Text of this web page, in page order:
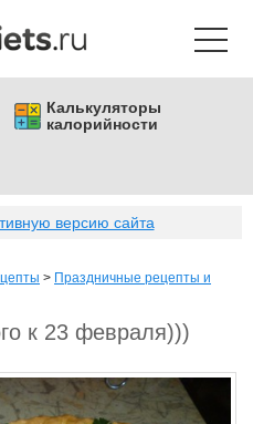
Калькуляторы
калорийности
версию сайта
> Праздничные рецепты и
к 23 февраля)))